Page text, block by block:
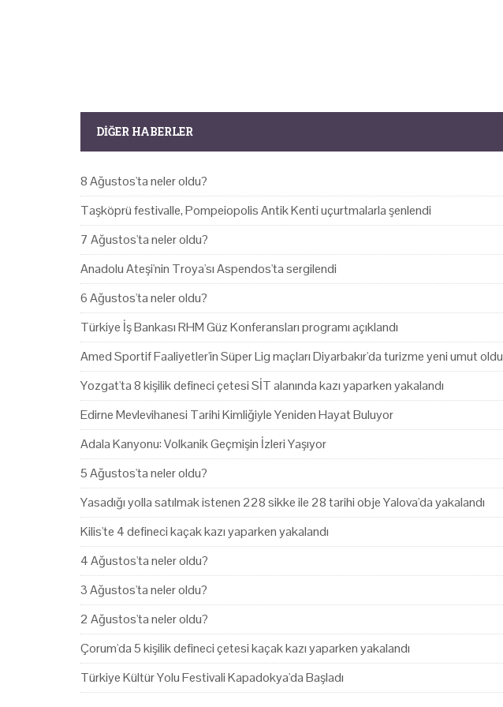
DIĞER HABERLER
8 Ağustos'ta neler oldu?
Taşköprü festivalle, Pompeiopolis Antik Kenti uçurtmalarla şenlendi
7 Ağustos'ta neler oldu?
Anadolu Ateşi'nin Troya'sı Aspendos'ta sergilendi
6 Ağustos'ta neler oldu?
Türkiye İş Bankası RHM Güz Konferansları programı açıklandı
Amed Sportif Faaliyetler'in Süper Lig maçları Diyarbakır'da turizme yeni umut oldu
Yozgat'ta 8 kişilik defineci çetesi SİT alanında kazı yaparken yakalandı
Edirne Mevlevihanesi Tarihi Kimliğiyle Yeniden Hayat Buluyor
Adala Kanyonu: Volkanik Geçmişin İzleri Yaşıyor
5 Ağustos'ta neler oldu?
Yasadığı yolla satılmak istenen 228 sikke ile 28 tarihi obje Yalova'da yakalandı
Kilis'te 4 defineci kaçak kazı yaparken yakalandı
4 Ağustos'ta neler oldu?
3 Ağustos'ta neler oldu?
2 Ağustos'ta neler oldu?
Çorum'da 5 kişilik defineci çetesi kaçak kazı yaparken yakalandı
Türkiye Kültür Yolu Festivali Kapadokya'da Başladı